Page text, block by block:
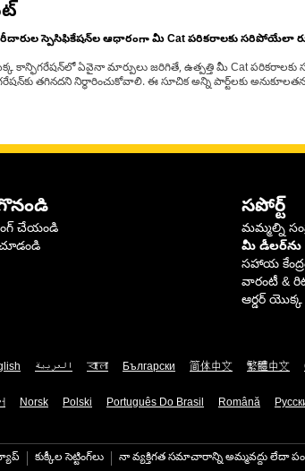
స్పెసిఫికేషన్‌ల ఆధారంగా మీ Cat పరికరాలకు సరిపోయేలా
ఏవైనా మార్పులు జరిగితే, ఉత్పత్తి మీ Cat పరికరాలకు
తగినదని నిర్ధారించుకోవాలి. ఈ సూచిక అన్ని పార్ట్‌లకు
చేయండి
సపోర్ట్
మమ్మల్ని
మీ డీలర్‌ను
సహాయ
వారంటీ &
ఆర్డర్ యొక్క
العربية বাংলা Български 简体中文 繁體中文
Norsk Polski Português Do Brasil Română
కుక్కీల సెట్టింగ్‌లు నా వ్యక్తిగత సమాచారాన్ని అమ్మవద్దు లేదా